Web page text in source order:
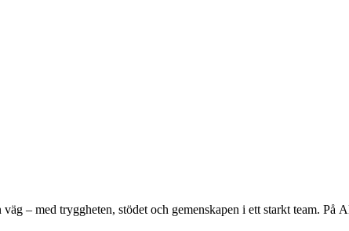
– med tryggheten, stödet och gemenskapen i ett starkt team. På A